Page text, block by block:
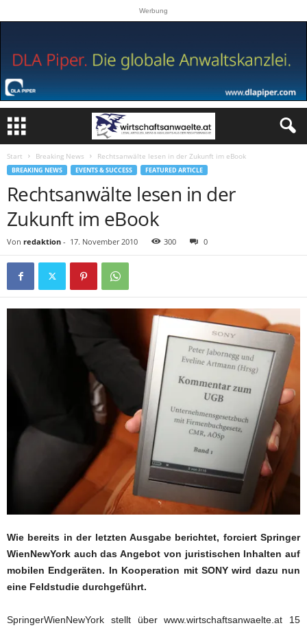
Werbung
Start Breaking News Rechtsanwälte lesen in der Zukunft im eBook
BREAKING NEWS EVENTS & SUCCESS FEATURED ARTICLE
Rechtsanwälte lesen in der
Zukunft im eBook
Von redaktion - 17. November 2010 300 0
Wie bereits in der letzten Ausgabe berichtet, forciert Springer
WienNewYork auch das Angebot von juristischen Inhalten auf
mobilen Endgeräten. In Kooperation mit SONY wird dazu nun
eine Feldstudie durchgeführt.
SpringerWienNewYork stellt über www.wirtschaftsanwaelte.at 15